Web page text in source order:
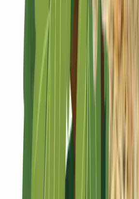
Marken